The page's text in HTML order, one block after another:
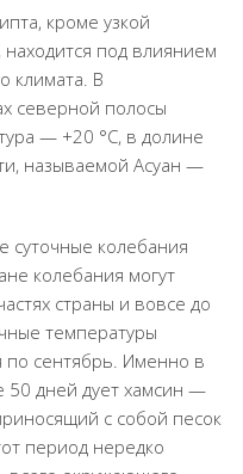
кроме узкой
под влиянием
климата. В
северной полосы
— +20 °С, в долине
называемой Асуан —
суточные колебания
колебания могут
страны и вовсе до
температуры
по сентябрь. Именно в
50 дней дует хамсин —
с собой песок
период нередко